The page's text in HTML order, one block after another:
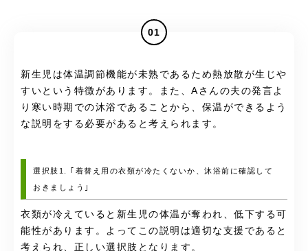
01
新生児は体温調節機能が未熟であるため熱放散が生じや
すいという特徴があります。また、Aさんの夫の発言よ
り寒い時期での沐浴であることから、保温ができるよう
な説明をする必要があると考えられます。
選択肢1. ｢着替え用の衣類が冷たくないか、沐浴前に確認して
おきましょう｣
衣類が冷えていると新生児の体温が奪われ、低下する可
能性があります。よってこの説明は適切な支援であると
考えられ、正しい選択肢となります。